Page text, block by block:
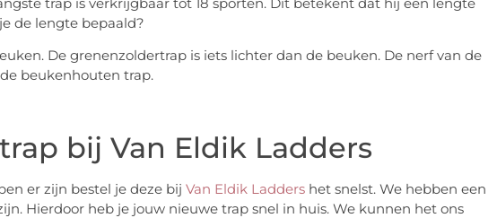
de lengte bepaald?
De grenenzoldertrap is iets lichter dan de beuken. De nerf van de
beukenhouten trap.
bij Van Eldik Ladders
er zijn bestel je deze bij Van Eldik Ladders het snelst. We hebben een
Hierdoor heb je jouw nieuwe trap snel in huis. We kunnen het ons